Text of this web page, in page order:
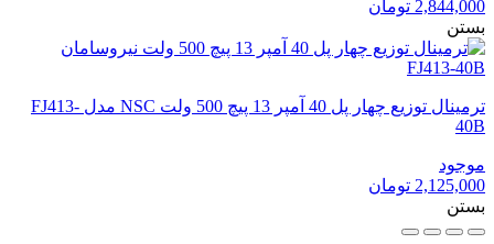
2,844,000 تومان
بستن
ترمینال توزیع چهار پل 40 آمپر 13 پیچ 500 ولت NSC مدل FJ413-
40B
موجود
2,125,000 تومان
بستن